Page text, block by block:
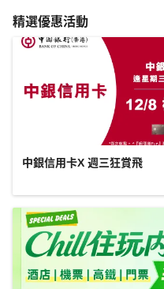
精選優惠活動
中銀信用卡X 週三狂賞飛